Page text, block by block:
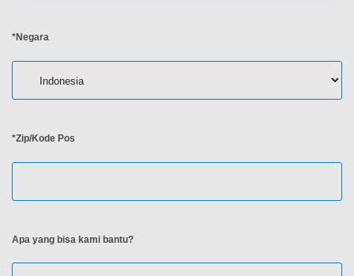
*Negara
*Zip/Kode Pos
Apa yang bisa kami bantu?